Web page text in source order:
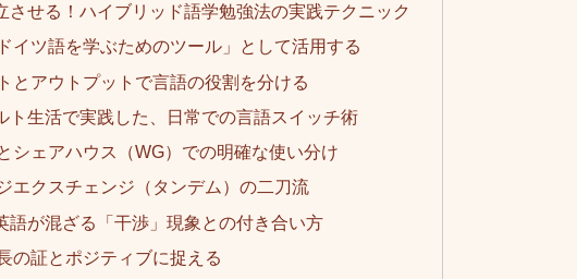
させる！ハイブリッド語学勉強法の実践テクニック
イツ語を学ぶためのツール」として活用する
とアウトプットで言語の役割を分ける
ト生活で実践した、日常での言語スイッチ術
シェアハウス（WG）での明確な使い分け
エクスチェンジ（タンデム）の二刀流
語が混ざる「干渉」現象との付き合い方
の証とポジティブに捉える